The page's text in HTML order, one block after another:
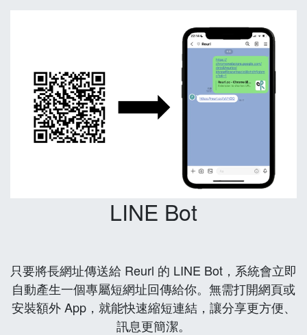
LINE Bot
只要將長網址傳送給 Reurl 的 LINE Bot，系統會立即
自動產生一個專屬短網址回傳給你。無需打開網頁或
安裝額外 App，就能快速縮短連結，讓分享更方便、
訊息更簡潔。